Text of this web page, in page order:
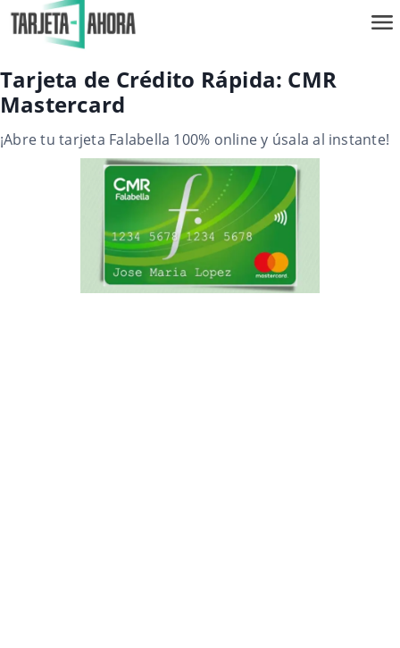
Tarjeta de Crédito Rápida: CMR
Mastercard
¡Abre tu tarjeta Falabella 100% online y úsala al instante!